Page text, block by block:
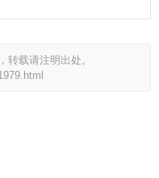
载请注明出处。